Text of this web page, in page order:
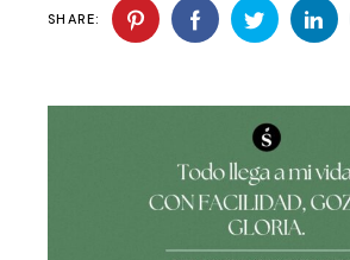
SHARE: